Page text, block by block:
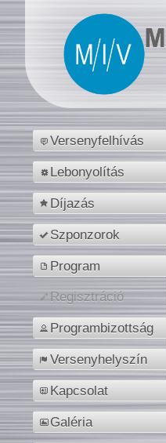
Versenyfelhívás
Lebonyolítás
Díjazás
Szponzorok
Program
Regisztráció
Programbizottság
Versenyhelyszín
Kapcsolat
Galéria